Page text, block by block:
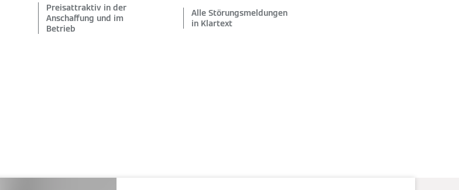
Preisattraktiv in der
Anschaffung und im
Betrieb
Alle Störungsmeldungen
in Klartext